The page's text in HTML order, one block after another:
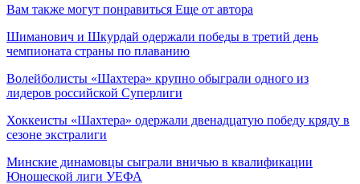
Вам также могут понравиться Еще от автора
Шиманович и Шкурдай одержали победы в третий день
чемпионата страны по плаванию
Волейболисты «Шахтера» крупно обыграли одного из
лидеров российской Суперлиги
Хоккеисты «Шахтера» одержали двенадцатую победу кряду в
сезоне экстралиги
Минские динамовцы сыграли вничью в квалификации
Юношеской лиги УЕФА